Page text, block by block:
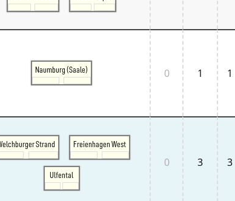
Normandie
Île-de-France
Großbritannien London
Großbritannien South East
Großbritannien South West
Bern - Lötschberg
Ostschweiz
Tessin
Zürich und Umgebung
Naumburg (Saale) 0 1 1
Strand Freienhagen West
Ulfental
0 3 3